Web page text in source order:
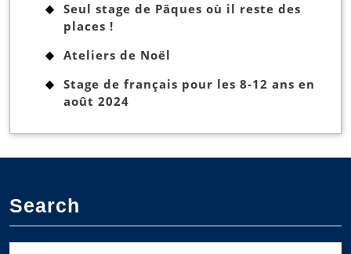
Seul stage de Pâques où il reste des
places !
Ateliers de Noël
Stage de français pour les 8-12 ans en
août 2024
Search